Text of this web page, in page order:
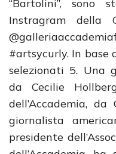
“Bartolini”, sono
Instragram della
#artsycurly. In base
selezionati 5. Una
da Cecilie
dell’Accademia,
giornalista
presidente